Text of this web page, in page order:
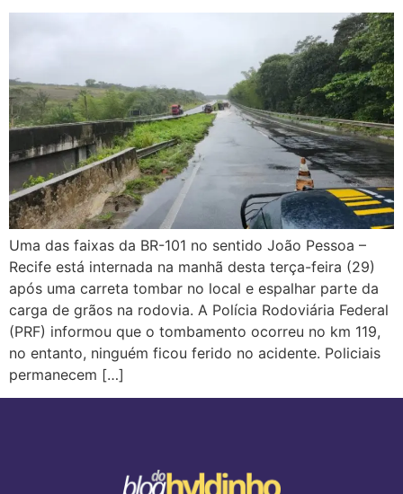
Uma das faixas da BR-101 no sentido João Pessoa –
Recife está internada na manhã desta terça-feira (29)
após uma carreta tombar no local e espalhar parte da
carga de grãos na rodovia. A Polícia Rodoviária Federal
(PRF) informou que o tombamento ocorreu no km 119,
no entanto, ninguém ficou ferido no acidente. Policiais
permanecem […]